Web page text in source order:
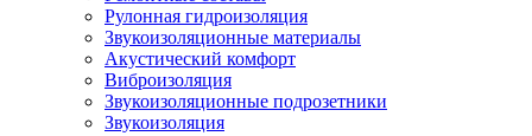
Рулонная гидроизоляция
Звукоизоляционные материалы
Акустический комфорт
Виброизоляция
Звукоизоляционные подрозетники
Звукоизоляция